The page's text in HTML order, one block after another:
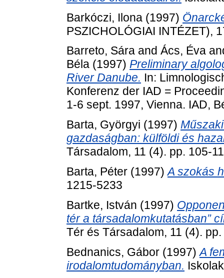
Barkóczi, Ilona (1997)
PSZICHOLÓGIAI INTÉZET),
Barreto, Sára and Ács, Éva
Béla (1997) Preliminary
River Danube. In:
Konferenz der IAD =
1-6 sept. 1997, Vienna. IAD,
Barta, Györgyi (1997)
gazdaságban: külföldi és
Társadalom, 11 (4). pp. 105-
Barta, Péter (1997)A szokás
1215-5233
Bartke, István (1997)
tér a társadalomkutatásban”
Tér és Társadalom, 11 (4).
Bednanics, Gábor (1997)A
irodalomtudományban.